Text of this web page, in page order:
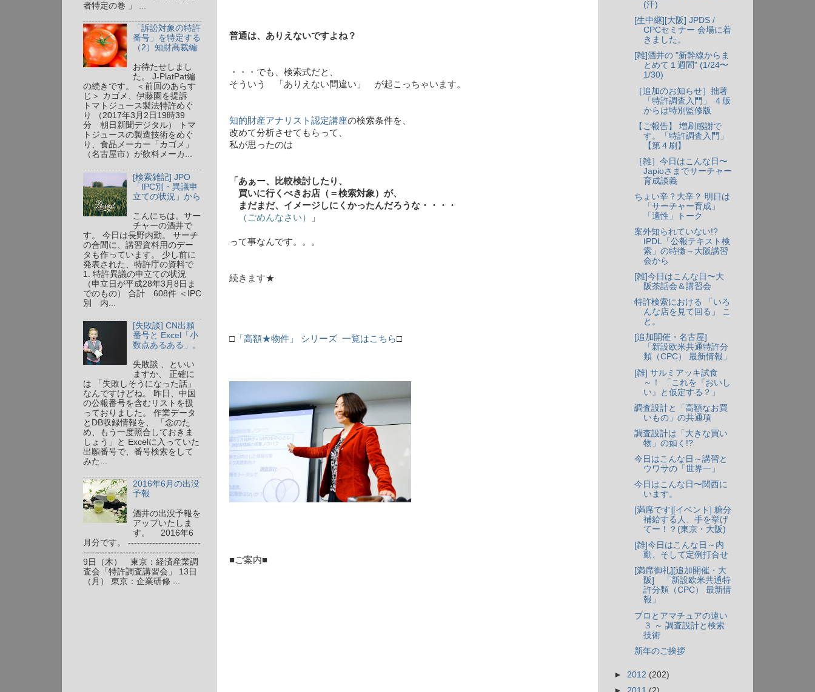
普通は、ありえないですよね？
・・・でも、検索式だと、
そういう 「ありえない間違い」 が起こっちゃいます。
知的財産アナリスト認定講座の検索条件を、
改めて分析させてもらって、
私が思ったのは
「あぁー、比較検討したり、
買いに行くべきお店（＝検索対象）が、
まだまだ、イメージしにくかったんだろうな・・・・
（ごめんなさい）
」
って事なんです。。。
続きます★
□ 「高額★物件」 シリーズ 一覧はこちら□
■ご案内■
者特定の巻 」 ...
「訴訟対象の特許
番号」を特定する
（2）知財高裁編
お待たせしまし
た。 J-PlatPat編
の続きです。 ＜前回のあらす
じ＞ カゴメ、伊藤園を提訴
トマトジュース製法特許めぐ
り （2017年3月2日19時39
分 朝日新聞デジタル） トマ
トジュースの製造技術をめぐ
り、食品メーカー「カゴメ」
（名古屋市）が飲料メーカ...
[検索雑記] JPO
「IPC別・異議申
立ての状況」から
こんにちは。サー
チャーの酒井で
す。 今日は長野内勤。 サーチ
の合間に、講習資料用のデー
タも作っています。 少し前に
発表された、特許庁の資料で
1. 特許異議の申立ての状況
（申立日が平成28年3月8日ま
でのもの） 合計 608件 ＜IPC
別 内...
[失敗談] CN出願
番号と Excel「小
数点あるある」。
失敗談 、といい
ますか、 正確に
は 「失敗しそうになった話」
なんですけどね。 昨日、中国
の公報番号を含むリストを扱
っておりました。 作業データ
とDB収録情報を、 「念のた
め、もう一度照合しておきま
しょう」と Excelに入っていた
出願番号で、番号検索をして
みた...
2016年6月の出没
予報
酒井の出没予報を
アップいたしま
す。 2016年6
月分です。 ------------------------
-------------------------------------
9日（木） 東京：経済産業調
査会「特許調査講習会」 13日
（月） 東京：企業研修 ...
(汗)
[生中継][大阪] JPDS /
CPCセミナー 会場に着
きました。
[雑]酒井の "新幹線からま
とめて１週間" (1/24〜
1/30)
［追加のお知らせ］拙著
「特許調査入門」 ４版
からは特別監修版
【ご報告】 増刷感謝で
す。「特許調査入門」
【第４刷】
［雑］今日はこんな日〜
Japioさまでサーチャー
育成談義
ちょい辛？大辛？ 明日は
「サーチャー育成」
「適性」トーク
案外知られていない!?
IPDL「公報テキスト検
索」の特徴～大阪講習
会から
[雑]今日はこんな日〜大
阪茶話会＆講習会
特許検索における 「いろ
んな店を見て回る」 こ
と。
[追加開催・名古屋]
「新設欧米共通特許分
類（CPC） 最新情報」
[雑] サルミアッキ試食
～！ 「これを『おいし
い』と仮定する？」
調査設計と「高額なお買
いもの」の共通項
調査設計は「大きな買い
物」の如く!?
今日はこんな日～講習と
ウワサの「世界一」
今日はこんな日〜関西に
います。
[満席です][イベント] 糖分
補給する人、手を挙げ
てー！？(東京・大阪)
[雑]今日はこんな日～内
勤、そして定例打合せ
[満席御礼][追加開催・大
阪] 「新設欧米共通特
許分類（CPC） 最新情
報」
プロとアマチュアの違い
３ ～ 調査設計と検索
技術
新年のご挨拶
► 2012 (202)